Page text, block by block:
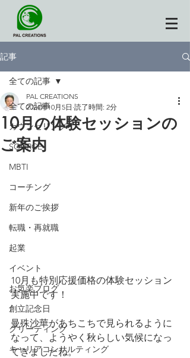
記事
全ての記事
カウンセリング
SOURCE
MBTI
コーチング
新年のご挨拶
転職・再就職
起業
イベント
お気楽ブログ
創立記念日
グリーティング
キャリアコンサルティング
全ての記事
10月の体験セッションの
ご案内
PAL CREATIONS
2024年10月5日 読了時間: 2分
10月も特別応援価格の体験セッション
実施中です！
曼殊沙華があちこちで見られるように
なって、ようやく秋らしい気候になっ
てきましたね。